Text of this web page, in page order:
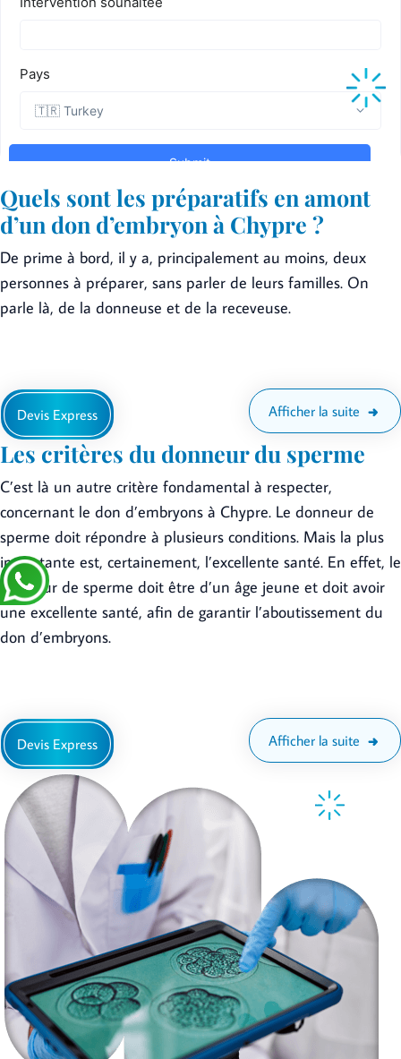
Quels sont les préparatifs en amont
d’un don d’embryon à Chypre ?
De prime à bord, il y a, principalement au moins, deux
personnes à préparer, sans parler de leurs familles. On
parle là, de la donneuse et de la receveuse.
Afficher la suite
Devis Express
Les critères du donneur du sperme
C’est là un autre critère fondamental à respecter,
concernant le don d’embryons à Chypre. Le donneur de
sperme doit répondre à plusieurs conditions. Mais la plus
importante est, certainement, l’excellente santé. En effet, le
donneur de sperme doit être d’un âge jeune et doit avoir
une excellente santé, afin de garantir l’aboutissement du
don d’embryons.
Afficher la suite
Devis Express